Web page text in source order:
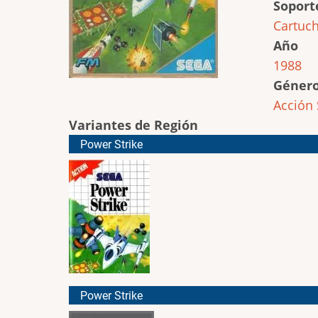
Año
1988
Acción
Variantes de Región
Power Strike
Power Strike